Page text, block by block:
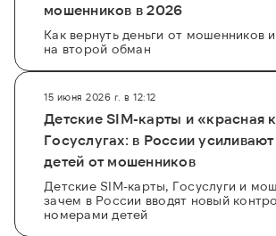
мошенников в 2026
Как вернуть деньги от мошенников
на второй обман
15 июня 2026 г. в 12:12
Детские SIM-карты и «красная
Госуслугах: в России
детей от мошенников
Детские SIM-карты, Госуслуги и
зачем в России вводят новый
номерами детей